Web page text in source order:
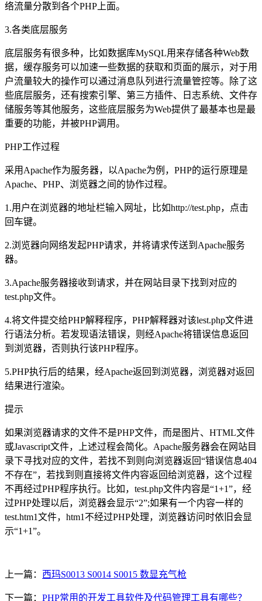
络流量分散到各个PHP上面。
3.各类底层服务
底层服务有很多种，比如数据库MySQL用来存储各种Web数
据，缓存服务可以加速一些数据的获取和页面的展示，对于用
户流量较大的操作可以通过消息队列进行流量管控等。除了这
些底层服务，还有搜索引擎、第三方插件、日志系统、文件存
储服务等其他服务，这些底层服务为Web提供了最基本也是最
重要的功能，并被PHP调用。
PHP工作过程
采用Apache作为服务器，以Apache为例，PHP的运行原理是
Apache、PHP、浏览器之间的协作过程。
1.用户在浏览器的地址栏输入网址，比如http://test.php，点击
回车键。
2.浏览器向网络发起PHP请求，并将请求传送到Apache服务
器。
3.Apache服务器接收到请求，并在网站目录下找到对应的
test.php文件。
4.将文件提交给PHP解释程序，PHP解释器对该lest.php文件进
行语法分析。若发现语法错误，则经Apache将错误信息返回
到浏览器，否则执行该PHP程序。
5.PHP执行后的结果，经Apache返回到浏览器，浏览器对返回
结果进行渲染。
提示
如果浏览器请求的文件不是PHP文件，而是图片、HTML文件
或Javascript文件，上述过程会简化。Apache服务器会在网站目
录下寻找对应的文件，若找不到则向浏览器返回“错误信息404
不存在”，若找到则直接将文件内容返回给浏览器，这个过程
不再经过PHP程序执行。比如，test.php文件内容是“1+1”，经
过PHP处理以后，浏览器会显示“2”;如果有一个内容一样的
test.htm1文件，htm1不经过PHP处理，浏览器访问时依旧会显
示“1+1”。
上一篇： 西玛S0013 S0014 S0015 数显充气枪
下一篇： PHP常用的开发工具软件及代码管理工具有哪些？